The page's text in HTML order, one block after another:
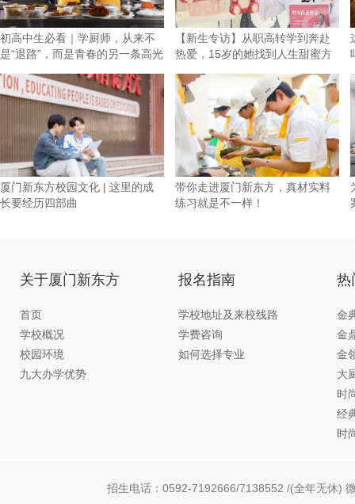
初高中生必看｜学厨师，从来不
是“退路”，而是青春的另一条高光
【新生专访】从职高转学到奔赴
热爱，15岁的她找到人生甜蜜方
厦门新东方校园文化 | 这里的成
长要经历四部曲
带你走进厦门新东方，真材实料
练习就是不一样！
关于厦门新东方
首页
学校概况
校园环境
九大办学优势
报名指南
学校地址及来校线路
学费咨询
如何选择专业
热
金
金
金
大
时
经
时
招生电话：0592-7192666/7138552 /(全年无休)